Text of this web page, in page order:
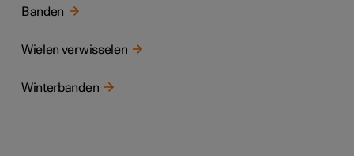
Banden
Wielen verwisselen
Winterbanden